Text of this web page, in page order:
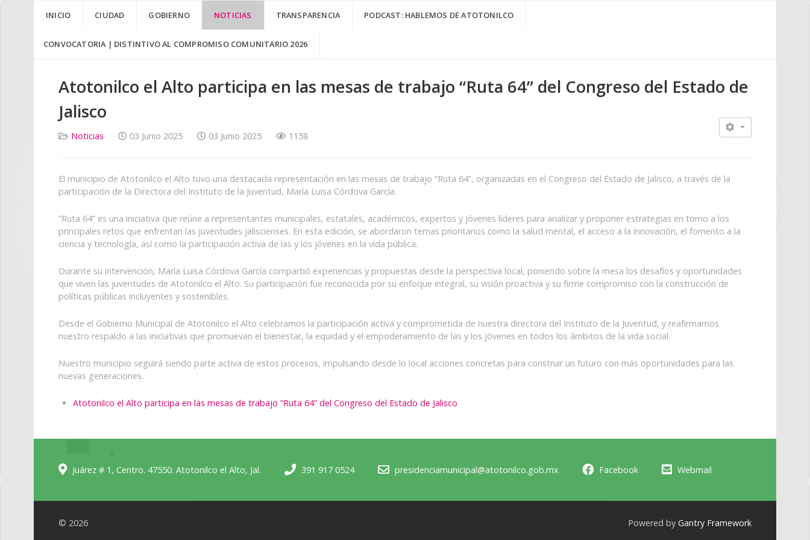
INICIO CIUDAD GOBIERNO NOTICIAS TRANSPARENCIA PODCAST: HABLEMOS DE ATOTONILCO
CONVOCATORIA | DISTINTIVO AL COMPROMISO COMUNITARIO 2026
Atotonilco el Alto participa en las mesas de trabajo “Ruta 64” del Congreso del Estado de
Jalisco
Noticias 03 Junio 2025 03 Junio 2025 1158
El municipio de Atotonilco el Alto tuvo una destacada representación en las mesas de trabajo “Ruta 64”, organizadas en el Congreso del Estado de Jalisco, a través de la
participación de la Directora del Instituto de la Juventud, María Luisa Córdova García.
“Ruta 64” es una iniciativa que reúne a representantes municipales, estatales, académicos, expertos y jóvenes líderes para analizar y proponer estrategias en torno a los
principales retos que enfrentan las juventudes jaliscienses. En esta edición, se abordaron temas prioritarios como la salud mental, el acceso a la innovación, el fomento a la
ciencia y tecnología, así como la participación activa de las y los jóvenes en la vida pública.
Durante su intervención, María Luisa Córdova García compartió experiencias y propuestas desde la perspectiva local, poniendo sobre la mesa los desafíos y oportunidades
que viven las juventudes de Atotonilco el Alto. Su participación fue reconocida por su enfoque integral, su visión proactiva y su firme compromiso con la construcción de
políticas públicas incluyentes y sostenibles.
Desde el Gobierno Municipal de Atotonilco el Alto celebramos la participación activa y comprometida de nuestra directora del Instituto de la Juventud, y reafirmamos
nuestro respaldo a las iniciativas que promuevan el bienestar, la equidad y el empoderamiento de las y los jóvenes en todos los ámbitos de la vida social.
Nuestro municipio seguirá siendo parte activa de estos procesos, impulsando desde lo local acciones concretas para construir un futuro con más oportunidades para las
nuevas generaciones.
Atotonilco el Alto participa en las mesas de trabajo “Ruta 64” del Congreso del Estado de Jalisco
Juárez # 1, Centro. 47550. Atotonilco el Alto, Jal. 391 917 0524 presidenciamunicipal@atotonilco.gob.mx Facebook Webmail
© 2026 Powered by Gantry Framework